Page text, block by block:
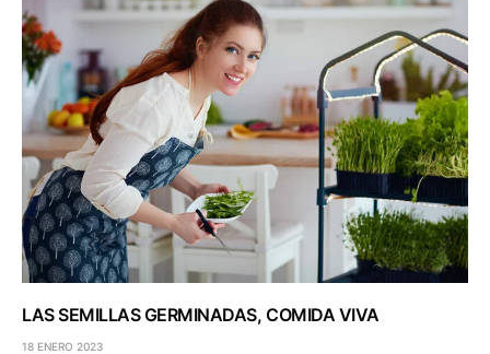
LAS SEMILLAS GERMINADAS, COMIDA VIVA
18 ENERO 2023